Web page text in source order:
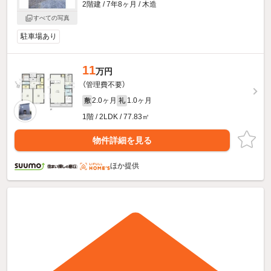
すべての写真
2階建 / 7年8ヶ月 / 木造
駐車場あり
11万円
（管理費不要）
敷 2.0ヶ月 礼 1.0ヶ月
1階 / 2LDK / 77.83㎡
物件詳細を見る
ほか提供